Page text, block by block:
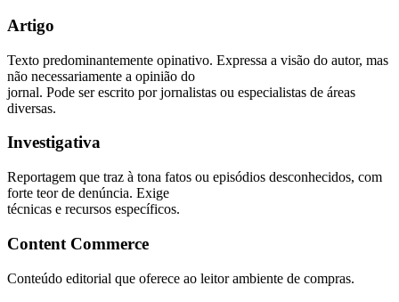
Artigo
Texto predominantemente opinativo. Expressa a visão do autor, mas
não necessariamente a opinião do
jornal. Pode ser escrito por jornalistas ou especialistas de áreas
diversas.
Investigativa
Reportagem que traz à tona fatos ou episódios desconhecidos, com
forte teor de denúncia. Exige
técnicas e recursos específicos.
Content Commerce
Conteúdo editorial que oferece ao leitor ambiente de compras.